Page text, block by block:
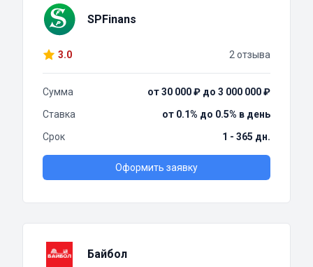
SPFinans
3.0 2 отзыва
Сумма
от 30 000 ₽ до 3 000 000 ₽
Ставка
от 0.1% до 0.5% в день
Срок
1 - 365 дн.
Оформить заявку
Байбол